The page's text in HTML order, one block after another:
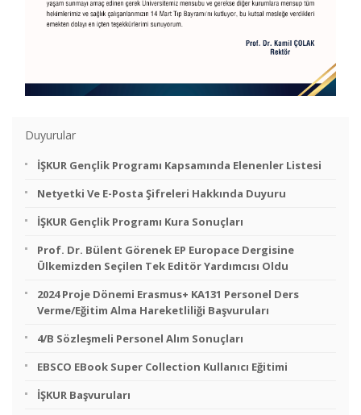
Duyurular
İŞKUR Gençlik Programı Kapsamında Elenenler Listesi
Netyetki Ve E-Posta Şifreleri Hakkında Duyuru
İŞKUR Gençlik Programı Kura Sonuçları
Prof. Dr. Bülent Görenek EP Europace Dergisine
Ülkemizden Seçilen Tek Editör Yardımcısı Oldu
2024 Proje Dönemi Erasmus+ KA131 Personel Ders
Verme/Eğitim Alma Hareketliliği Başvuruları
4/B Sözleşmeli Personel Alım Sonuçları
EBSCO EBook Super Collection Kullanıcı Eğitimi
İŞKUR Başvuruları